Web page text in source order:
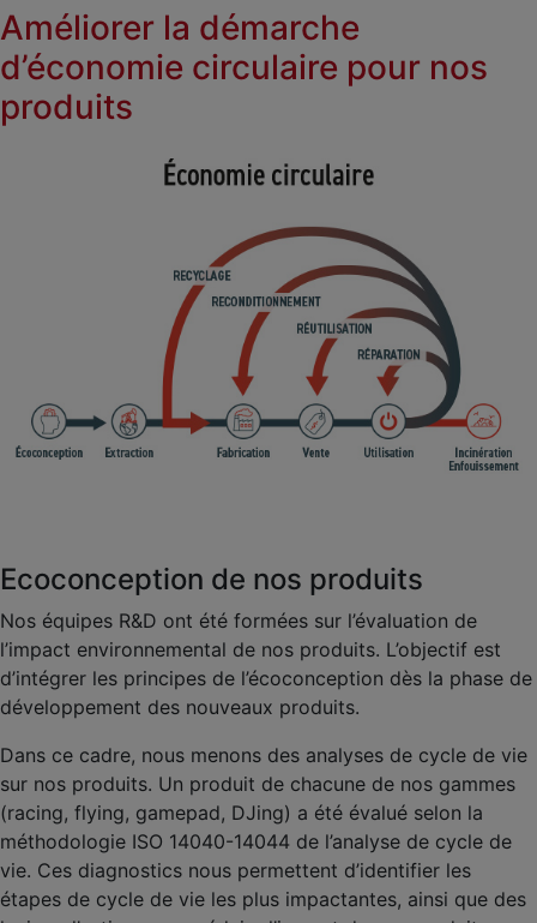
Améliorer la démarche
d’économie circulaire pour nos
produits
Ecoconception de nos produits
Nos équipes R&D ont été formées sur l’évaluation de
l’impact environnemental de nos produits. L’objectif est
d’intégrer les principes de l’écoconception dès la phase de
développement des nouveaux produits.
Dans ce cadre, nous menons des analyses de cycle de vie
sur nos produits. Un produit de chacune de nos gammes
(racing, flying, gamepad, DJing) a été évalué selon la
méthodologie ISO 14040-14044 de l’analyse de cycle de
vie. Ces diagnostics nous permettent d’identifier les
étapes de cycle de vie les plus impactantes, ainsi que des